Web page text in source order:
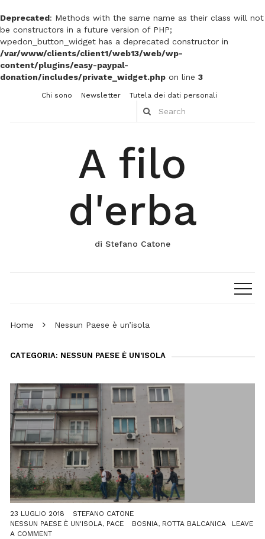
Deprecated: Methods with the same name as their class will not
be constructors in a future version of PHP;
wpedon_button_widget has a deprecated constructor in
/var/www/clients/client1/web13/web/wp-
content/plugins/easy-paypal-
donation/includes/private_widget.php on line 3
Chi sono Newsletter Tutela dei dati personali
A filo
d'erba
di Stefano Catone
Home Nessun Paese è un’isola
CATEGORIA: NESSUN PAESE È UN’ISOLA
23 LUGLIO 2018
STEFANO CATONE
NESSUN PAESE È UN'ISOLA, PACE BOSNIA, ROTTA BALCANICA
LEAVE
A COMMENTON